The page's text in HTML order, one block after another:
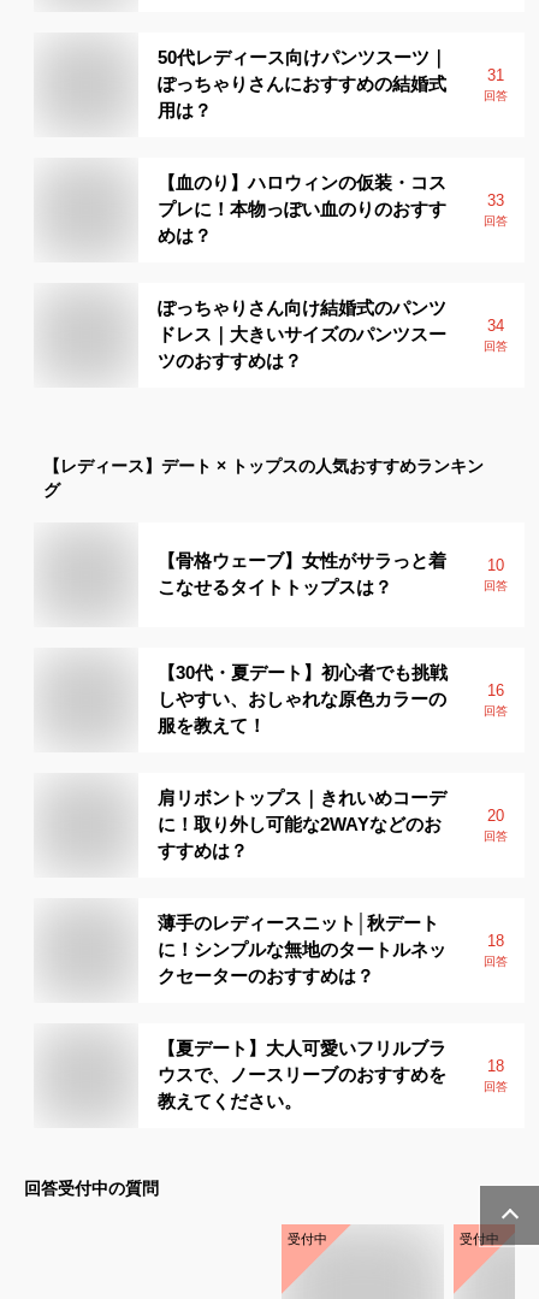
50代レディース向けパンツスーツ｜
ぽっちゃりさんにおすすめの結婚式
用は？
31
回答
【血のり】ハロウィンの仮装・コス
プレに！本物っぽい血のりのおすす
めは？
33
回答
ぽっちゃりさん向け結婚式のパンツ
ドレス｜大きいサイズのパンツスー
ツのおすすめは？
34
回答
【レディース】 デート × トップスの人気おすすめランキン
グ
【骨格ウェーブ】女性がサラっと着
こなせるタイトトップスは？
10
回答
【30代・夏デート】初心者でも挑戦
しやすい、おしゃれな原色カラーの
服を教えて！
16
回答
肩リボントップス｜きれいめコーデ
に！取り外し可能な2WAYなどのお
すすめは？
20
回答
薄手のレディースニット│秋デート
に！シンプルな無地のタートルネッ
クセーターのおすすめは？
18
回答
【夏デート】大人可愛いフリルブラ
ウスで、ノースリーブのおすすめを
教えてください。
18
回答
回答受付中の質問
受付中 受付中